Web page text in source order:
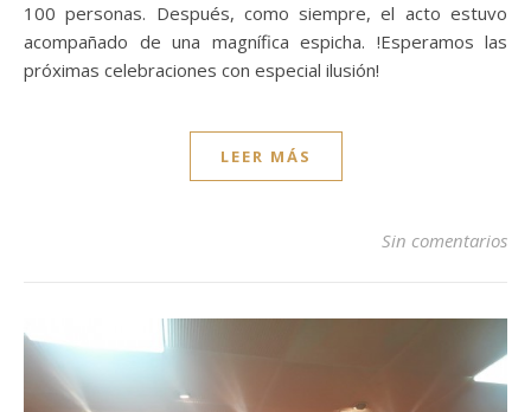
100 personas. Después, como siempre, el acto estuvo
acompañado de una magnífica espicha. !Esperamos las
próximas celebraciones con especial ilusión!
LEER MÁS
Sin comentarios